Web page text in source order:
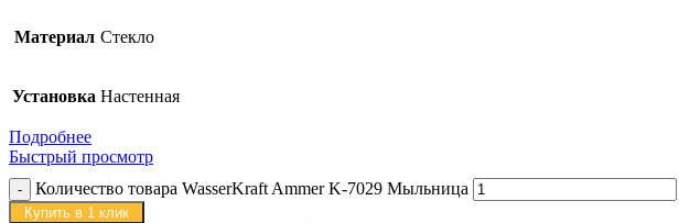
Материал Стекло
Установка Настенная
Подробнее
Быстрый просмотр
Количество товара WasserKraft Ammer K-7029 Мыльница
Купить в 1 клик